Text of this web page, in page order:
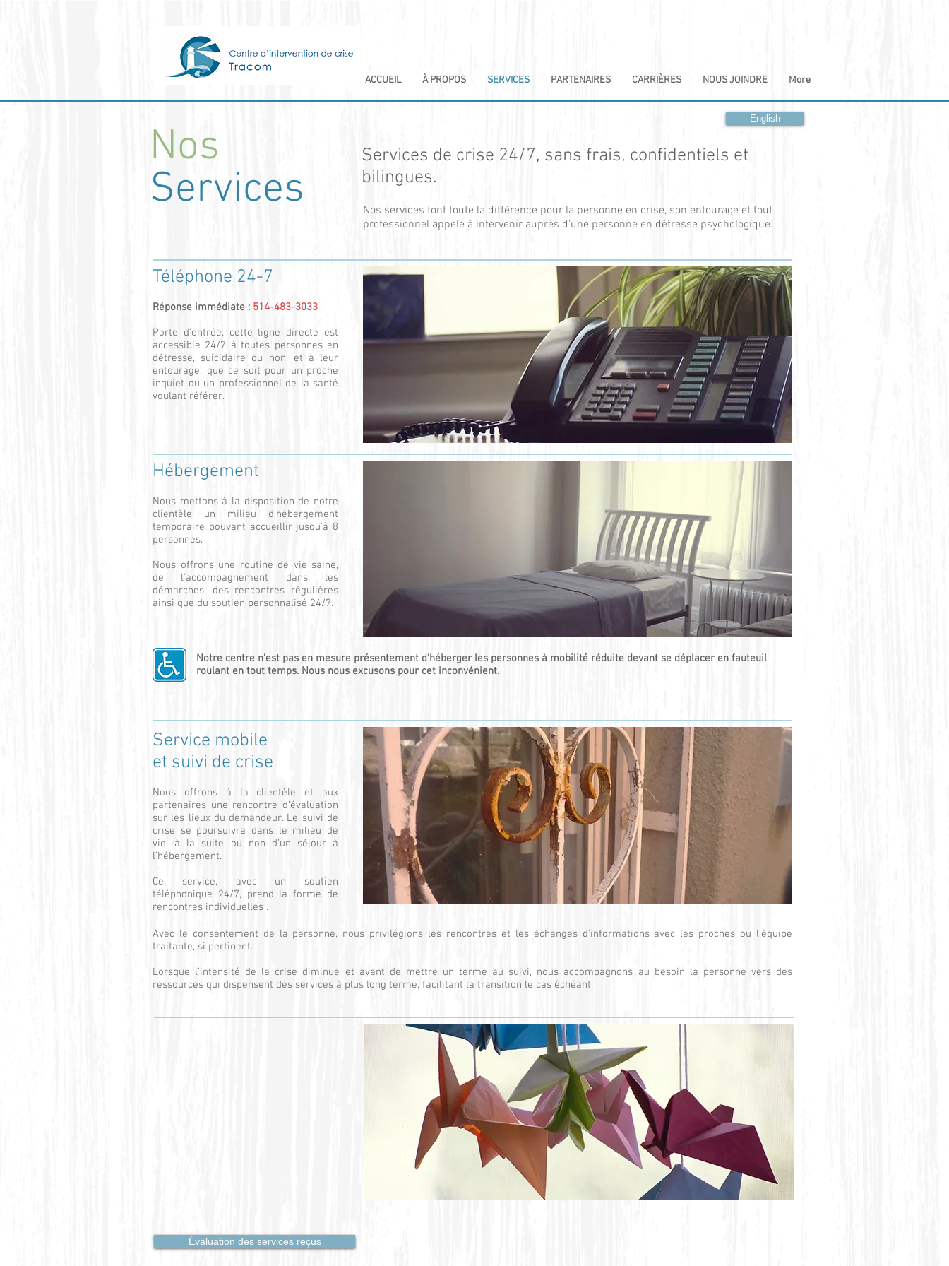
ACCUEIL À PROPOS SERVICES PARTENAIRES CARRIÈRES NOUS JOINDRE More
Nos
Services
English
Services de crise 24/7, sans frais, confidentiels et
bilingues.
Nos services font toute la différence pour la personne en crise, son entourage et tout
professionnel appelé à intervenir auprès d’une personne en détresse psychologique.
Téléphone 24-7
Réponse immédiate : 514-483-3033
Porte d’entrée, cette ligne directe est
accessible 24/7 à toutes personnes en
détresse, suicidaire ou non, et à leur
entourage, que ce soit pour un proche
inquiet ou un professionnel de la santé
voulant référer.
Hébergement
Nous mettons à la disposition de notre
clientèle un milieu d’hébergement
temporaire pouvant accueillir jusqu’à 8
personnes.
Nous offrons une routine de vie saine,
de l’accompagnement dans les
démarches, des rencontres régulières
ainsi que du soutien personnalisé 24/7.
Notre centre n'est pas en mesure présentement d'héberger les personnes à mobilité réduite devant se déplacer en fauteuil
roulant en tout temps. Nous nous excusons pour cet inconvénient.
Service mobile
et suivi de crise
Nous offrons à la clientèle et aux
partenaires une rencontre d’évaluation
sur les lieux du demandeur. Le suivi de
crise se poursuivra dans le milieu de
vie, à la suite ou non d’un séjour à
l’hébergement.
Ce service, avec un soutien
téléphonique 24/7, prend la forme de
rencontres individuelles .
Avec le consentement de la personne, nous privilégions les rencontres et les échanges d’informations avec les proches ou l’équipe
traitante, si pertinent.
Lorsque l’intensité de la crise diminue et avant de mettre un terme au suivi, nous accompagnons au besoin la personne vers des
ressources qui dispensent des services à plus long terme, facilitant la transition le cas échéant.
Évaluation des services reçus